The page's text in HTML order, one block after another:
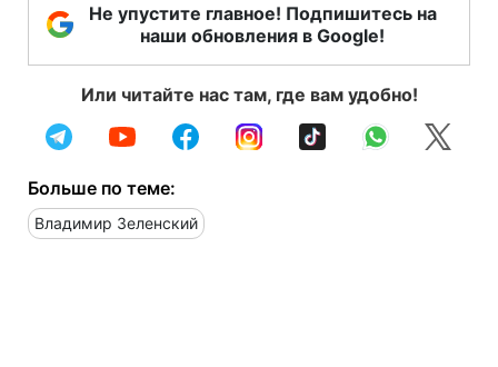
Не упустите главное! Подпишитесь на
наши обновления в Google!
Или читайте нас там, где вам удобно!
Больше по теме:
Владимир Зеленский